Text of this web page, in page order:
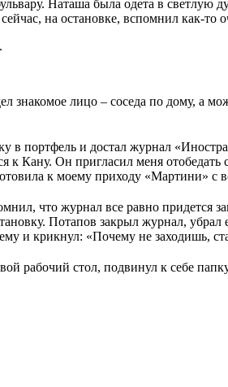
Наташа была одета в светлую
на остановке, вспомнил как-то
знакомое лицо – соседа по дому, а
портфель и достал журнал
Кану. Он пригласил меня
к моему приходу «Мартини» с
что журнал все равно придется
Потапов закрыл журнал, убрал
и крикнул: «Почему не заходишь,
рабочий стол, подвинул к себе